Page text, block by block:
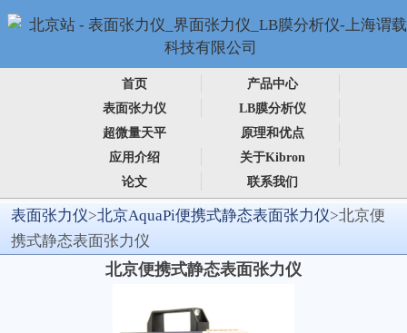
首页
产品中心
表面张力仪
LB膜分析仪
超微量天平
原理和优点
应用介绍
关于Kibron
论文
联系我们
表面张力仪>北京AquaPi便携式静态表面张力仪>北京便
携式静态表面张力仪
北京便携式静态表面张力仪